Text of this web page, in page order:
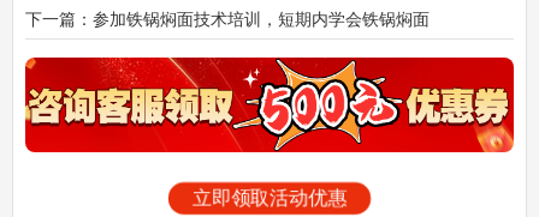
下一篇：参加铁锅焖面技术培训，短期内学会铁锅焖面
立即领取活动优惠